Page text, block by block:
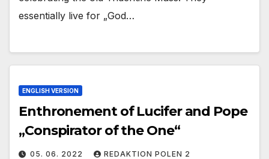
essentially live for „God…
ENGLISH VERSION
Enthronement of Lucifer and Pope
„Conspirator of the One“
05. 06. 2022 REDAKTION POLEN 2